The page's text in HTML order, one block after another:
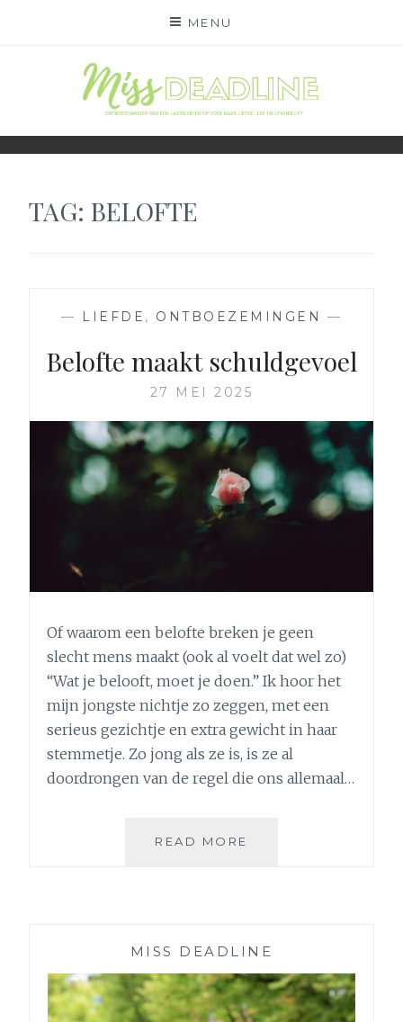
MENU
MISS DEADLINE
ONDERWEG NAAR LIEFDE, LEF EN LEVENSLUST
TAG:BELOFTE
— LIEFDE , ONTBOEZEMINGEN —
Belofte maakt schuldgevoel
27 MEI 2025
Of waarom een belofte breken je geen
slecht mens maakt (ook al voelt dat wel zo)
“Wat je belooft, moet je doen.” Ik hoor het
mijn jongste nichtje zo zeggen, met een
serieus gezichtje en extra gewicht in haar
stemmetje. Zo jong als ze is, is ze al
doordrongen van de regel die ons allemaal…
READ MORE
MISS DEADLINE